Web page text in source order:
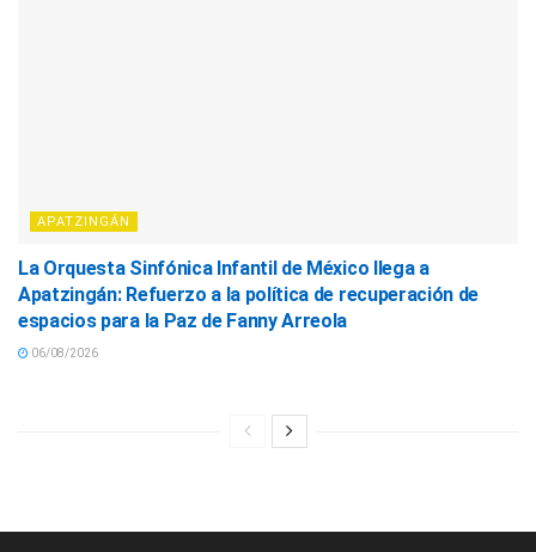
APATZINGÁN
La Orquesta Sinfónica Infantil de México llega a
Apatzingán: Refuerzo a la política de recuperación de
espacios para la Paz de Fanny Arreola
06/08/2026